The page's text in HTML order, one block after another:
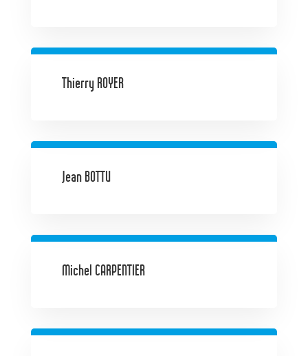
Thierry ROYER
Jean BOTTU
Michel CARPENTIER